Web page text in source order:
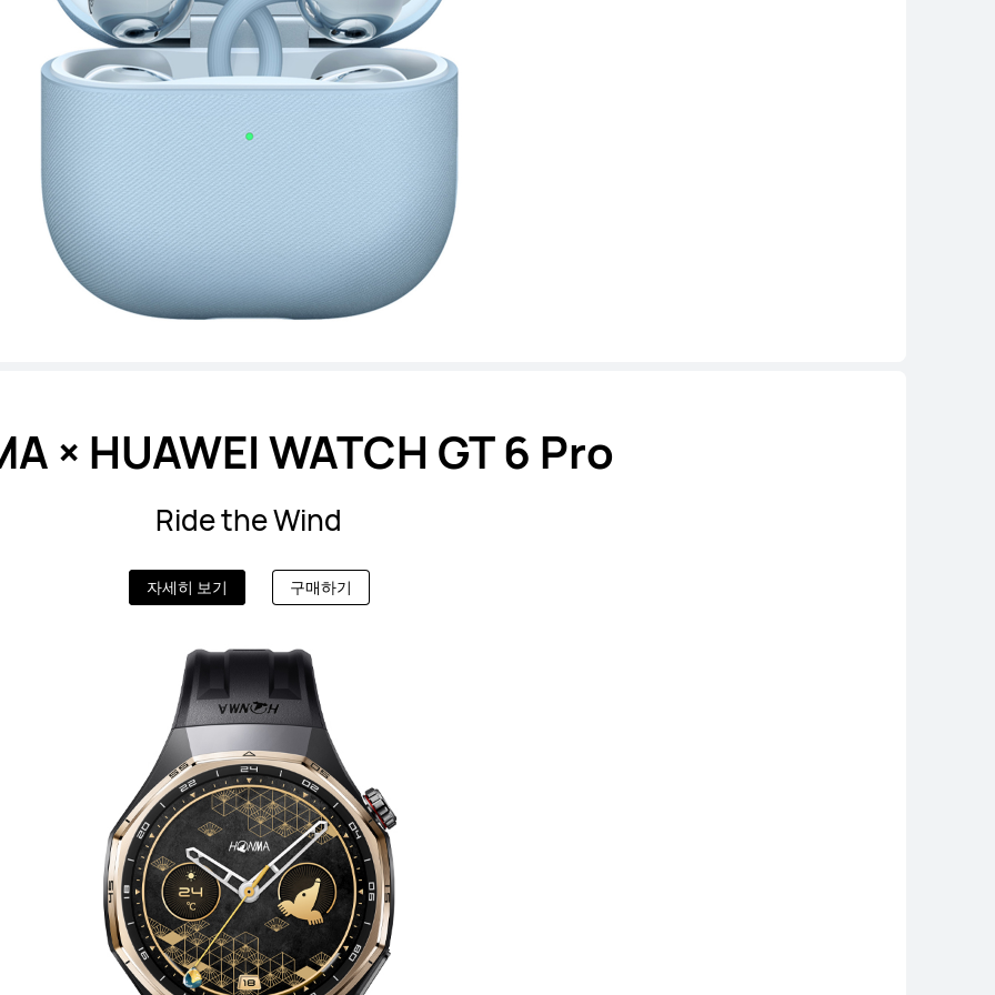
× HUAWEI WATCH GT 6 Pro
Ride the Wind
자세히 보기 구매하기